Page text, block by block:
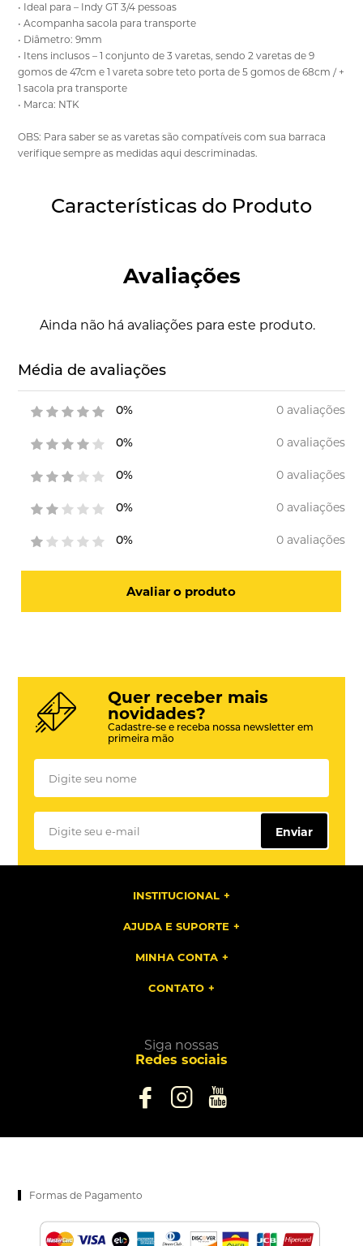
• Ideal para – Indy GT 3/4 pessoas
• Acompanha sacola para transporte
• Diâmetro: 9mm
• Itens inclusos – 1 conjunto de 3 varetas, sendo 2 varetas de 9
gomos de 47cm e 1 vareta sobre teto porta de 5 gomos de 68cm / +
1 sacola pra transporte
• Marca: NTK
OBS: Para saber se as varetas são compatíveis com sua barraca
verifique sempre as medidas aqui descriminadas.
Características do Produto
Avaliações
Ainda não há avaliações para este produto.
Média de avaliações
0% 0 avaliações
0% 0 avaliações
0% 0 avaliações
0% 0 avaliações
0% 0 avaliações
Avaliar o produto
Quer receber mais
novidades?
Cadastre-se e receba nossa newsletter em
primeira mão
Enviar
INSTITUCIONAL
AJUDA E SUPORTE
MINHA CONTA
CONTATO
Siga nossas
Redes sociais
Formas de Pagamento